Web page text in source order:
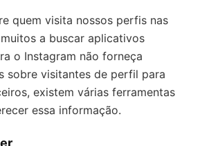
quem visita nossos perfis nas
a buscar aplicativos
o Instagram não forneça
sobre visitantes de perfil para
existem várias ferramentas
essa informação.